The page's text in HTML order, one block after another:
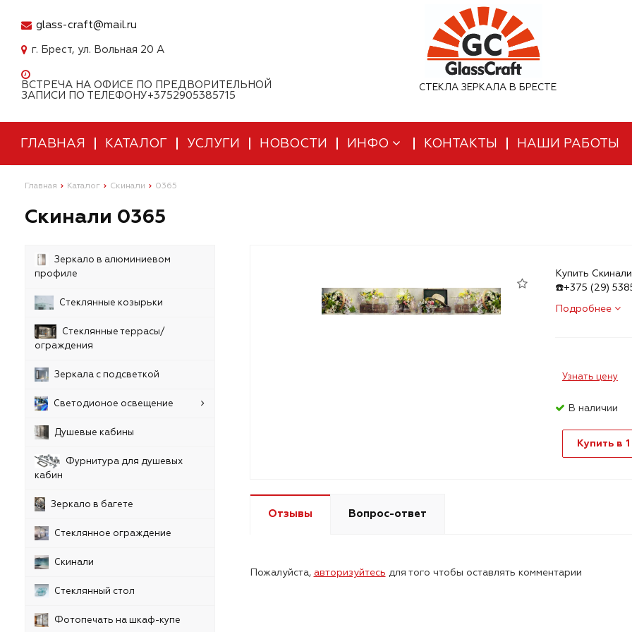
glass-craft@mail.ru
г. Брест, ул. Вольная 20 А
ВСТРЕЧА НА ОФИСЕ ПО ПРЕДВОРИТЕЛЬНОЙ
ЗАПИСИ ПО ТЕЛЕФОНУ+3752905385715
СТЕКЛА ЗЕРКАЛА В БРЕСТЕ
ГЛАВНАЯ КАТАЛОГ УСЛУГИ НОВОСТИ ИНФО КОНТАКТЫ НАШИ РАБОТЫ
Главная Каталог Скинали 0365
Скинали 0365
Зеркало в алюминиевом
профиле
Стеклянные козырьки
Стеклянные террасы/
ограждения
Зеркала с подсветкой
Светодионое освещение
Душевые кабины
Фурнитура для душевых
кабин
Зеркало в багете
Стеклянное ограждение
Скинали
Стеклянный стол
Фотопечать на шкаф-купе
Купить
☎️+375 (29)
Подробнее
Узнать цену
В наличии
Купить в
Отзывы Вопрос-ответ
Пожалуйста, авторизуйтесь для того чтобы оставлять комментарии